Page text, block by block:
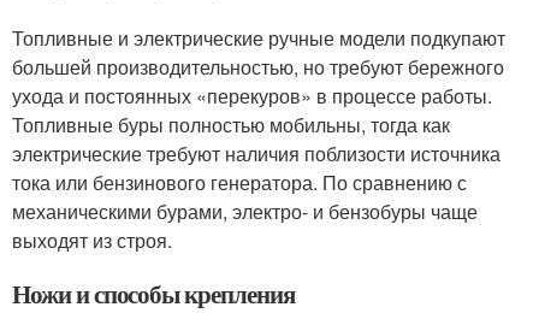
Топливные и электрические ручные модели подкупают
большей производительностью, но требуют бережного
ухода и постоянных «перекуров» в процессе работы.
Топливные буры полностью мобильны, тогда как
электрические требуют наличия поблизости источника
тока или бензинового генератора. По сравнению с
механическими бурами, электро- и бензобуры чаще
выходят из строя.
Ножи и способы крепления